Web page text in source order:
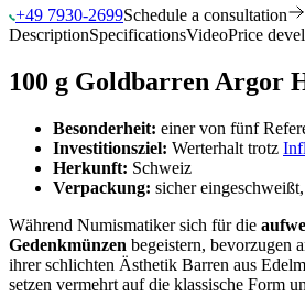
+49 7930-2699Schedule a consultation
DescriptionSpecificationsVideoPrice
100 g Goldbarren Argor
Besonderheit: einer von fünf
Investitionsziel: Werterhalt trotz
Herkunft: Schweiz
Verpackung: sicher
Während Numismatiker sich für die
Gedenkmünzen begeistern, bevorzugen
ihrer schlichten Ästhetik Barren aus
setzen vermehrt auf die klassische Form